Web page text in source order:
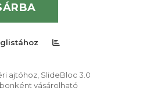
ajtóhoz, SlideBloc 3.0
vásárolható